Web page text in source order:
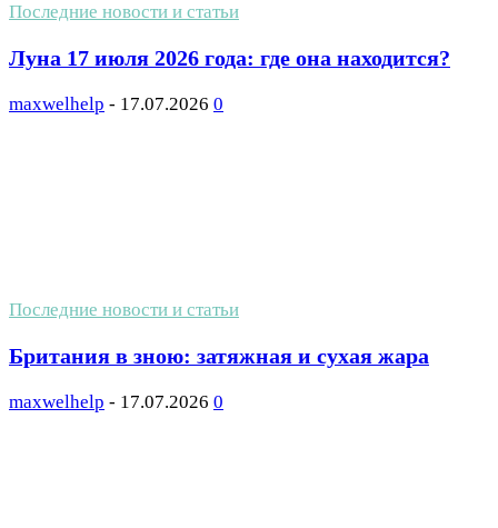
Последние новости и статьи
Луна 17 июля 2026 года: где она находится?
maxwelhelp - 17.07.2026 0
Последние новости и статьи
Британия в зною: затяжная и сухая жара
maxwelhelp - 17.07.2026 0